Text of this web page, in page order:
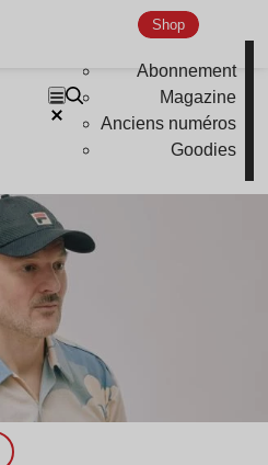
Shop
Abonnement
Magazine
Anciens numéros
Goodies